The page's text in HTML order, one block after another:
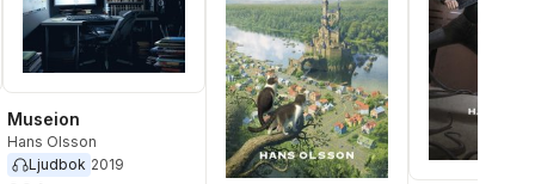
Museion
Hans Olsson
Ljudbok 2019